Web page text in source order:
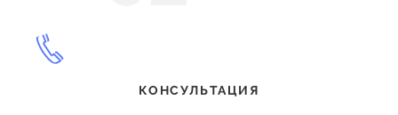
КОНСУЛЬТАЦИЯ